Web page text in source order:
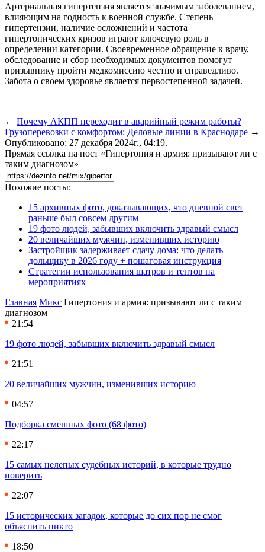
Артериальная гипертензия является значимым заболеванием,
влияющим на годность к военной службе. Степень
гипертензии, наличие осложнений и частота
гипертонических кризов играют ключевую роль в
определении категории. Своевременное обращение к врачу,
обследование и сбор необходимых документов помогут
призывнику пройти медкомиссию честно и справедливо.
Забота о своем здоровье является первостепенной задачей.
← Почему АКПП переходит в аварийный режим работы?
Грузоперевозки с комфортом: Деловые линии в Краснодаре →
Опубликовано: 27 декабря 2024г., 04:19.
Прямая ссылка на пост «Гипертония и армия: призывают ли с
таким диагнозом»
Похожие посты:
15 архивных фото, доказывающих, что дневной свет
раньше был совсем другим
19 фото людей, забывших включить здравый смысл
20 величайших мужчин, изменивших историю
Застройщик задерживает сдачу дома: что делать
дольщику в 2026 году + пошаговая инструкция
Стратегии использования шатров и тентов на
мероприятиях
Главная Микс Гипертония и армия: призывают ли с таким
диагнозом
21:54
19 фото людей, забывших включить здравый смысл
21:51
20 величайших мужчин, изменивших историю
04:57
Подборка смешных фото (68 фото)
22:17
15 самых нелепых судебных историй, в которые трудно
поверить
22:07
15 исторических загадок, которые до сих пор не смог
объяснить никто
18:50